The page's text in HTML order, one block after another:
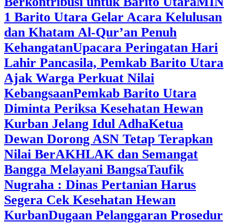
1 Barito Utara Gelar Acara Kelulusan
dan Khatam Al-Qur’an Penuh
KehangatanUpacara Peringatan Hari
Lahir Pancasila, Pemkab Barito Utara
Ajak Warga Perkuat Nilai
KebangsaanPemkab Barito Utara
Diminta Periksa Kesehatan Hewan
Kurban Jelang Idul AdhaKetua
Dewan Dorong ASN Tetap Terapkan
Nilai BerAKHLAK dan Semangat
Bangga Melayani BangsaTaufik
Nugraha : Dinas Pertanian Harus
Segera Cek Kesehatan Hewan
KurbanDugaan Pelanggaran Prosedur